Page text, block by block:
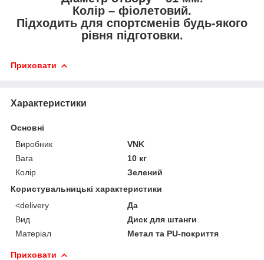
Колір – фіолетовий.
Підходить для спортсменів будь-якого
рівня підготовки.
Приховати
Характеристики
Основні
Виробник
VNK
Вага
10 кг
Колір
Зелений
Користувальницькі характеристики
<delivery
Да
Вид
Диск для штанги
Матеріал
Метал та PU-покриття
Приховати